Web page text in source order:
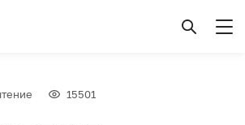
15501